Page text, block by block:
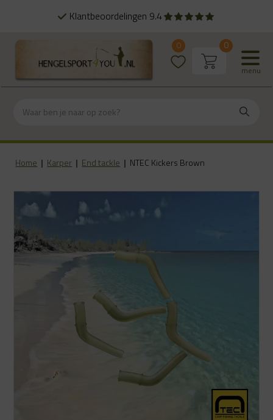
Klantbeoordelingen 9.4
menu
0 0
Home | Karper | End tackle | NTEC Kickers Brown